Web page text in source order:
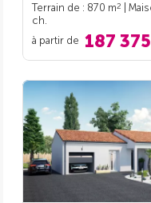
Terrain de : 870 m2 |
ch.
à partir de 187